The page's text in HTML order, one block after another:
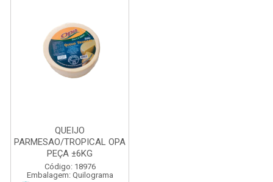
QUEIJO
PARMESAO/TROPICAL OPA
PEÇA ±6KG
Código: 18976
Embalagem: Quilograma